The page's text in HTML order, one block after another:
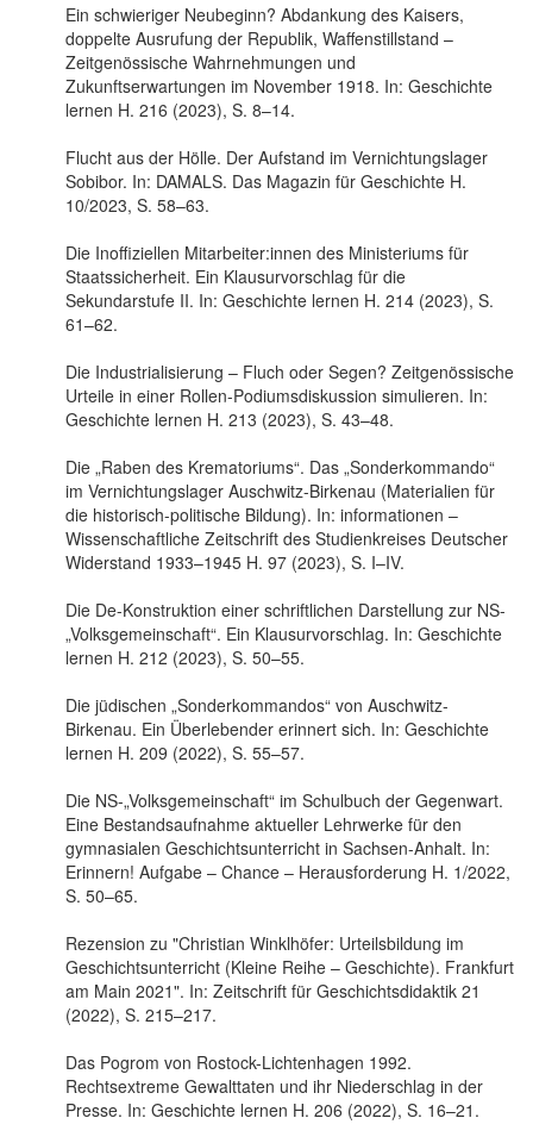
Ein schwieriger Neubeginn? Abdankung des Kaisers,
doppelte Ausrufung der Republik, Waffenstillstand –
Zeitgenössische Wahrnehmungen und
Zukunftserwartungen im November 1918. In: Geschichte
lernen H. 216 (2023), S. 8–14.
Flucht aus der Hölle. Der Aufstand im Vernichtungslager
Sobibor. In: DAMALS. Das Magazin für Geschichte H.
10/2023, S. 58–63.
Die Inoffiziellen Mitarbeiter:innen des Ministeriums für
Staatssicherheit. Ein Klausurvorschlag für die
Sekundarstufe II. In: Geschichte lernen H. 214 (2023), S.
61–62.
Die Industrialisierung – Fluch oder Segen? Zeitgenössische
Urteile in einer Rollen-Podiumsdiskussion simulieren. In:
Geschichte lernen H. 213 (2023), S. 43–48.
Die „Raben des Krematoriums“. Das „Sonderkommando“
im Vernichtungslager Auschwitz-Birkenau (Materialien für
die historisch-politische Bildung). In: informationen –
Wissenschaftliche Zeitschrift des Studienkreises Deutscher
Widerstand 1933–1945 H. 97 (2023), S. I–IV.
Die De-Konstruktion einer schriftlichen Darstellung zur NS-
„Volksgemeinschaft“. Ein Klausurvorschlag. In: Geschichte
lernen H. 212 (2023), S. 50–55.
Die jüdischen „Sonderkommandos“ von Auschwitz-
Birkenau. Ein Überlebender erinnert sich. In: Geschichte
lernen H. 209 (2022), S. 55–57.
Die NS-„Volksgemeinschaft“ im Schulbuch der Gegenwart.
Eine Bestandsaufnahme aktueller Lehrwerke für den
gymnasialen Geschichtsunterricht in Sachsen-Anhalt. In:
Erinnern! Aufgabe – Chance – Herausforderung H. 1/2022,
S. 50–65.
Rezension zu "Christian Winklhöfer: Urteilsbildung im
Geschichtsunterricht (Kleine Reihe – Geschichte). Frankfurt
am Main 2021". In: Zeitschrift für Geschichtsdidaktik 21
(2022), S. 215–217.
Das Pogrom von Rostock-Lichtenhagen 1992.
Rechtsextreme Gewalttaten und ihr Niederschlag in der
Presse. In: Geschichte lernen H. 206 (2022), S. 16–21.